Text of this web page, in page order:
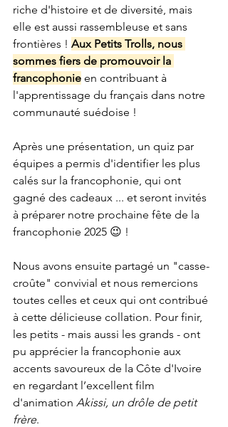
riche d'histoire et de diversité, mais
elle est aussi rassembleuse et sans
frontières ! Aux Petits Trolls, nous
sommes fiers de promouvoir la
francophonie en contribuant à
l'apprentissage du français dans notre
communauté suédoise !
Après une présentation, un quiz par
équipes a permis d'identifier les plus
calés sur la francophonie, qui ont
gagné des cadeaux ... et seront invités
à préparer notre prochaine fête de la
francophonie 2025 😉 !
Nous avons ensuite partagé un "casse-
croûte" convivial et nous remercions
toutes celles et ceux qui ont contribué
à cette délicieuse collation. Pour finir,
les petits - mais aussi les grands - ont
pu apprécier la francophonie aux
accents savoureux de la Côte d'Ivoire
en regardant l’excellent film
d'animation Akissi, un drôle de petit
frère.